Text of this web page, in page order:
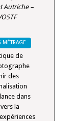
Autriche –
MÉTRAGE
de
des
dans
la